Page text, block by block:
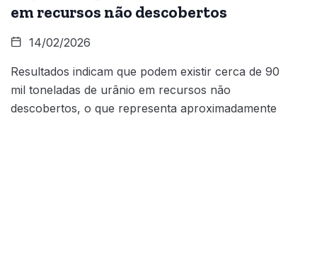
em recursos não descobertos
14/02/2026
Resultados indicam que podem existir cerca de 90
mil toneladas de urânio em recursos não
descobertos, o que representa aproximadamente